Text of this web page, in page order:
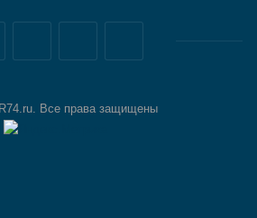
Все права защищены